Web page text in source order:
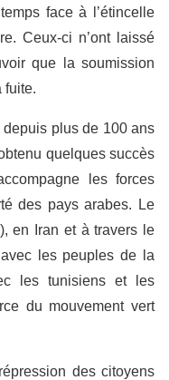
face à l’étincelle
Ceux-ci n’ont laissé
que la soumission
fuite.
depuis plus de 100 ans
quelques succès
les forces
des pays arabes. Le
en Iran et à travers le
les peuples de la
les tunisiens et les
du mouvement vert
des citoyens